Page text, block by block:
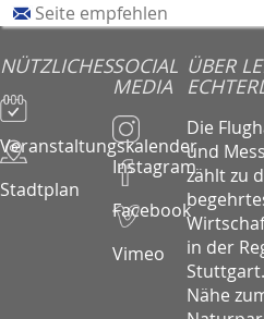
Seite empfehlen
NÜTZLICHES
Veranstaltungskalender
Stadtplan
SOCIAL
MEDIA
Instagram
Facebook
Vimeo
ÜBER
Die
und
zählt zu
in der
Nähe